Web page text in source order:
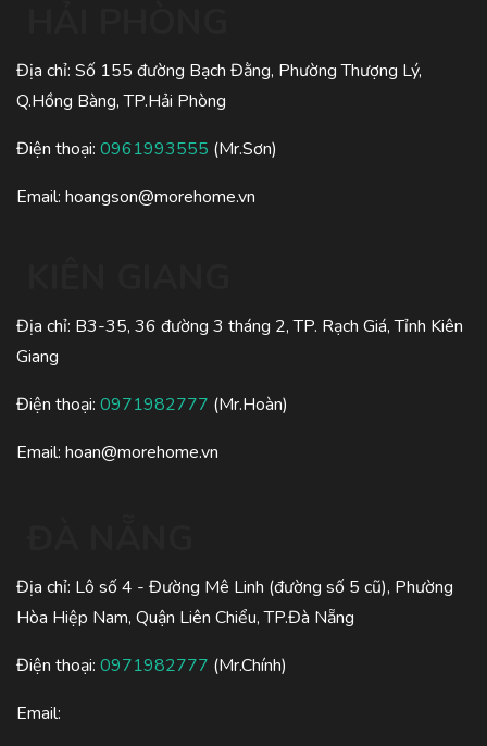
Địa chỉ: Số 155 đường Bạch Đằng, Phường Thượng Lý,
Q.Hồng Bàng, TP.Hải Phòng
Điện thoại: 0961993555 (Mr.Sơn)
Email: hoangson@morehome.vn
Địa chỉ: B3-35, 36 đường 3 tháng 2, TP. Rạch Giá, Tỉnh Kiên
Giang
Điện thoại: 0971982777 (Mr.Hoàn)
Email: hoan@morehome.vn
Địa chỉ: Lô số 4 - Đường Mê Linh (đường số 5 cũ), Phường
Hòa Hiệp Nam, Quận Liên Chiểu, TP.Đà Nẵng
Điện thoại: 0971982777 (Mr.Chính)
Email: